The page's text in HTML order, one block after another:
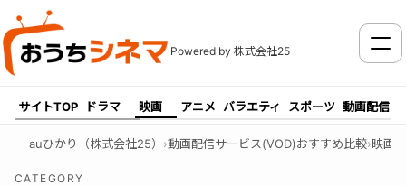
Powered by 株式会社25 メニ
サイトTOP ドラマ 映画 アニメ バラエティ スポーツ 動画配信サ
auひかり（株式会社25） ›動画配信サービス(VOD)おすすめ比較›映画
CATEGORY